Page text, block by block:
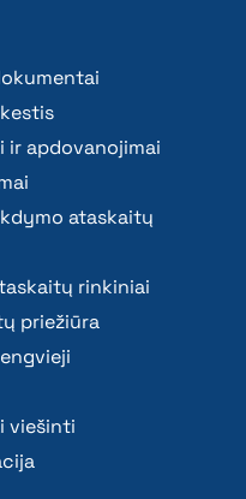
ir apdovanojimai
ataskaitų
rinkiniai
priežiūra
viešinti